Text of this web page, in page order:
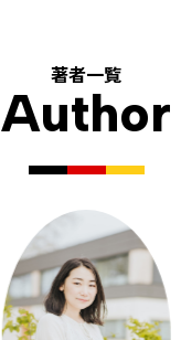
著者一覧
Author